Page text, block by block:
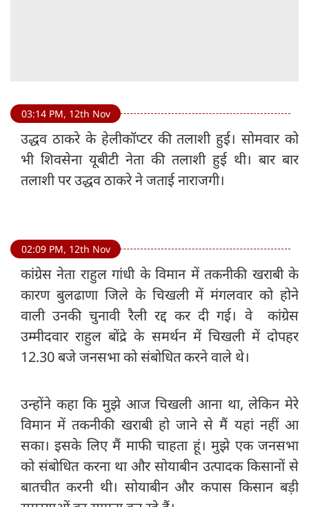
03:14 PM, 12th Nov
उद्धव ठाकरे के हेलीकॉप्टर की तलाशी हुई। सोमवार को
भी शिवसेना यूबीटी नेता की तलाशी हुई थी। बार बार
तलाशी पर उद्धव ठाकरे ने जताई नाराजगी।
02:09 PM, 12th Nov
कांग्रेस नेता राहुल गांधी के विमान में तकनीकी खराबी के
कारण बुलढाणा जिले के चिखली में मंगलवार को होने
वाली उनकी चुनावी रैली रद्द कर दी गई। वे कांग्रेस
उम्मीदवार राहुल बोंद्रे के समर्थन में चिखली में दोपहर
12.30 बजे जनसभा को संबोधित करने वाले थे।
उन्होंने कहा कि मुझे आज चिखली आना था, लेकिन मेरे
विमान में तकनीकी खराबी हो जाने से मैं यहां नहीं आ
सका। इसके लिए मैं माफी चाहता हूं। मुझे एक जनसभा
को संबोधित करना था और सोयाबीन उत्पादक किसानों से
बातचीत करनी थी। सोयाबीन और कपास किसान बड़ी